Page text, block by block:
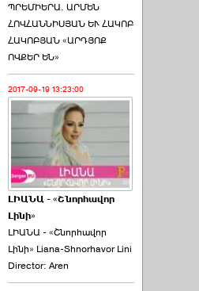
ՊՐԵՄԻԵՐԱ. ԱՐՄԵՆ
ՀՈՎՀԱՆՆԻՍՅԱՆ ԵՒ ՀԱԿՈԲ
ՀԱԿՈԲՅԱՆ «ԱՐԴՅՈՔ
ՈՎՔԵՐ ԵՆ»
2017-09-19 13:23:00
ԼԻԱՆԱ - «Շնորհավոր
Լինի»
ԼԻԱՆԱ - «Շնորհավոր
Լինի» Liana-Shnorhavor Lini
Director: Aren